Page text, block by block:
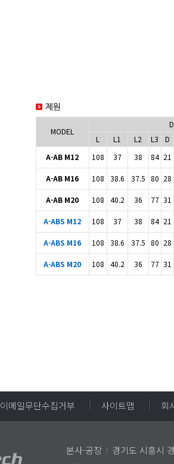
MODEL
L
L1 L2 L3
D
A-AB M12
108 37 38 84 21
A-AB M16 108 38.6 37.5 80 28
A-AB M20 108 40.2 36 77 31
A-ABS M12 108 37 38 84 21
A-ABS M16 108 38.6 37.5 80 28
A-ABS M20 108 40.2 36 77 31
이메일무단수집거부 사이트맵 회
본사·공장 I 경기도 시흥시